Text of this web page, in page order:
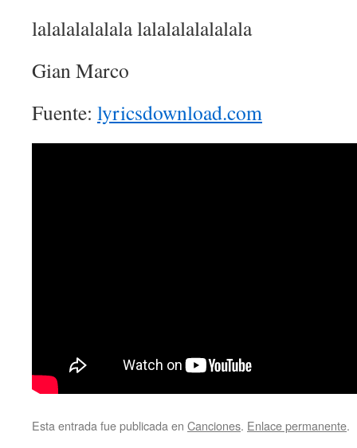
lalalalalalala lalalalalalalala
Gian Marco
Fuente: lyricsdownload.com
Esta entrada fue publicada en Canciones. Enlace permanente.